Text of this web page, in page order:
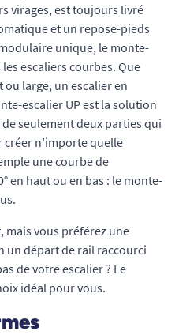
virages, est toujours livré
et un repose-pieds
unique, le monte-
les escaliers courbes. Que
large, un escalier en
escalier UP est la solution
seulement deux parties qui
n’importe quelle
une courbe de
en haut ou en bas : le monte-
mais vous préférez une
un départ de rail raccourci
de votre escalier ? Le
idéal pour vous.